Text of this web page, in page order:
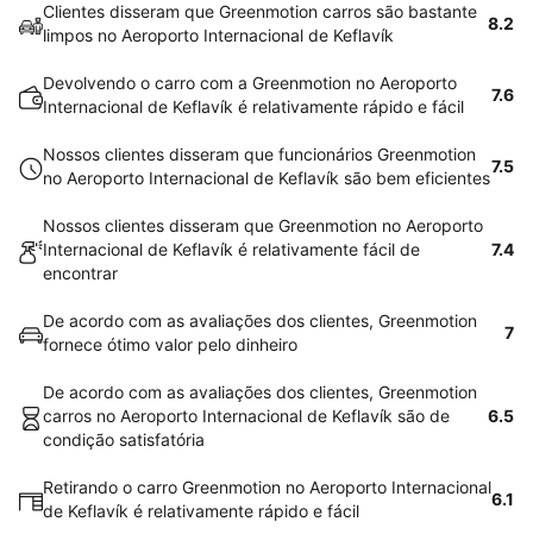
Clientes disseram que Greenmotion carros são bastante
limpos no Aeroporto Internacional de Keflavík
8.2
Devolvendo o carro com a Greenmotion no Aeroporto
Internacional de Keflavík é relativamente rápido e fácil
7.6
Nossos clientes disseram que funcionários Greenmotion
no Aeroporto Internacional de Keflavík são bem eficientes
7.5
Nossos clientes disseram que Greenmotion no Aeroporto
Internacional de Keflavík é relativamente fácil de
encontrar
7.4
De acordo com as avaliações dos clientes, Greenmotion
fornece ótimo valor pelo dinheiro
7
De acordo com as avaliações dos clientes, Greenmotion
carros no Aeroporto Internacional de Keflavík são de
condição satisfatória
6.5
Retirando o carro Greenmotion no Aeroporto Internacional
de Keflavík é relativamente rápido e fácil
6.1